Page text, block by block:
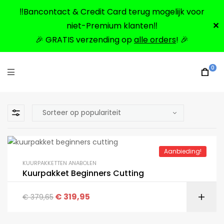
‼️Bancontact & Credit Card terug mogelijk voor
niet-Premium klanten‼️
🎉 GRATIS verzending opalle orders! 🎉
✕
0
Aanbieding!
KUURPAKKETTEN ANABOLEN
Kuurpakket Beginners Cutting
€379,65 € 319,95